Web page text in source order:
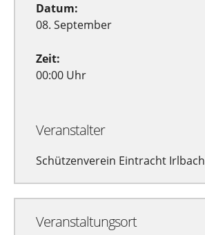
Datum:
08. September
Zeit:
00:00 Uhr
Veranstalter
Schützenverein Eintracht Irlbach
Veranstaltungsort